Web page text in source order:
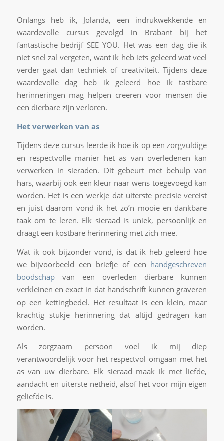
Onlangs heb ik, Jolanda, een indrukwekkende en
waardevolle cursus gevolgd in Brabant bij het
fantastische bedrijf SEE YOU. Het was een dag die ik
niet snel zal vergeten, want ik heb iets geleerd wat veel
verder gaat dan techniek of creativiteit. Tijdens deze
waardevolle dag heb ik geleerd hoe ik tastbare
herinneringen mag helpen creëren voor mensen die
een dierbare zijn verloren.
Het verwerken van as
Tijdens deze cursus leerde ik hoe ik op een zorgvuldige
en respectvolle manier het as van overledenen kan
verwerken in sieraden. Dit gebeurt met behulp van
hars, waarbij ook een kleur naar wens toegevoegd kan
worden. Het is een werkje dat uiterste precisie vereist
en juist daarom vond ik het zo’n mooie en dankbare
taak om te leren. Elk sieraad is uniek, persoonlijk en
draagt een kostbare herinnering met zich mee.
Wat ik ook bijzonder vond, is dat ik heb geleerd hoe
we bijvoorbeeld een briefje of een handgeschreven
boodschapvan een overleden dierbare kunnen
verkleinen en exact in dat handschrift kunnen graveren
op een kettingbedel. Het resultaat is een klein, maar
krachtig stukje herinnering dat altijd gedragen kan
worden.
Als zorgzaam persoon voel ik mij diep
verantwoordelijk voor het respectvol omgaan met het
as van uw dierbare. Elk sieraad maak ik met liefde,
aandacht en uiterste netheid, alsof het voor mijn eigen
geliefde is.